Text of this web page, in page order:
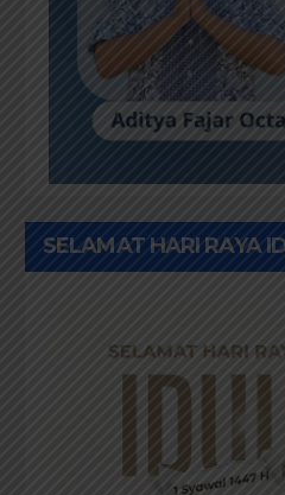
SELAMAT HARI RAYA